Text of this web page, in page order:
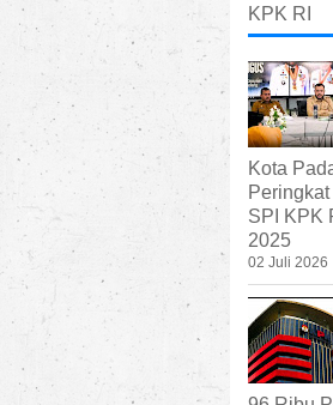
KPK RI
Kota
SPI KPK
2025
02 Juli 2026